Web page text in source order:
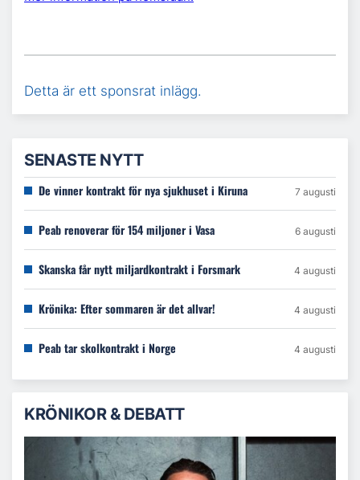
Detta är ett sponsrat inlägg.
SENASTE NYTT
De vinner kontrakt för nya sjukhuset i Kiruna 7 augusti
Peab renoverar för 154 miljoner i Vasa 6 augusti
Skanska får nytt miljardkontrakt i Forsmark 4 augusti
Krönika: Efter sommaren är det allvar! 4 augusti
Peab tar skolkontrakt i Norge 4 augusti
KRÖNIKOR & DEBATT